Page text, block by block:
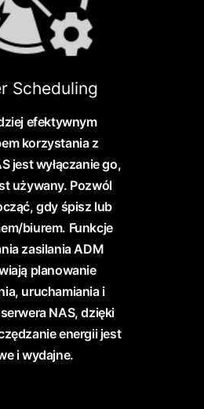
Scheduling
efektywnym
korzystania z
jest wyłączanie go,
używany. Pozwól
gdy śpisz lub
biurem. Funkcje
zasilania ADM
planowanie
uruchamiania i
NAS, dzięki
energii jest
i wydajne.